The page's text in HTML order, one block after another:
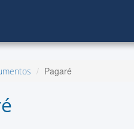
Pagaré